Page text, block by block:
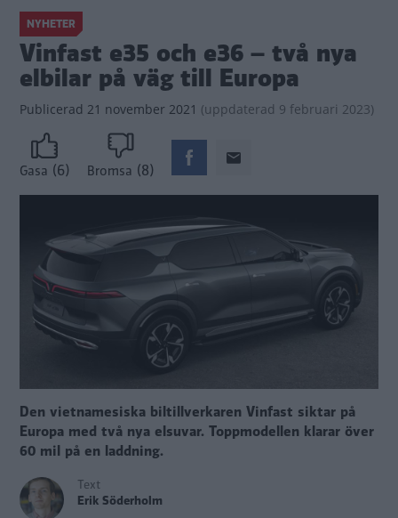
NYHETER
Vinfast e35 och e36 – två nya
elbilar på väg till Europa
Publicerad 21 november 2021 (uppdaterad 9 februari 2023)
Gasa (6) Bromsa (8)
Den vietnamesiska biltillverkaren Vinfast siktar på
Europa med två nya elsuvar. Toppmodellen klarar över
60 mil på en laddning.
Text
Erik Söderholm